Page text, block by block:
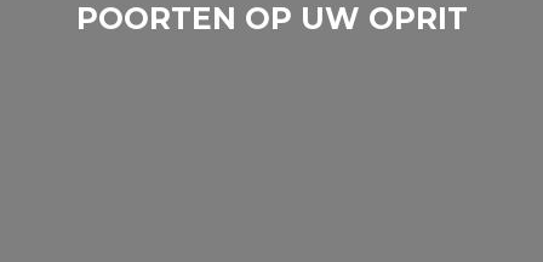
POORTEN OP UW OPRIT